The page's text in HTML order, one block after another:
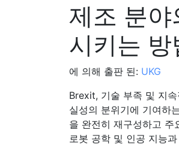
제조 분
시키는 방
에 의해 출판 된: UKG
Brexit, 기술 부족 및 지
실성의 분위기에 기여하
을 완전히 재구성하고 주
로봇 공학 및 인공 지능